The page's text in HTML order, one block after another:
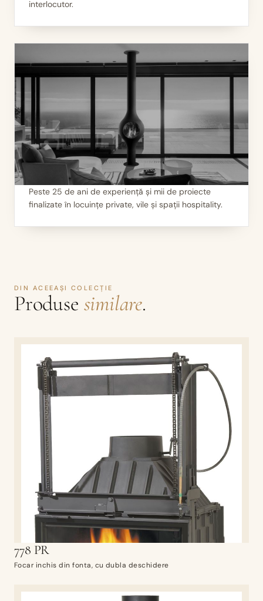
Servicii 360°
interlocutor.
III
Peste 25 de ani de experiență și mii de proiecte
finalizate în locuințe private, vile și spații hospitality.
DIN ACEEAȘI COLECȚIE
Produse similare.
778 PR
Focar inchis din fonta, cu dubla deschidere